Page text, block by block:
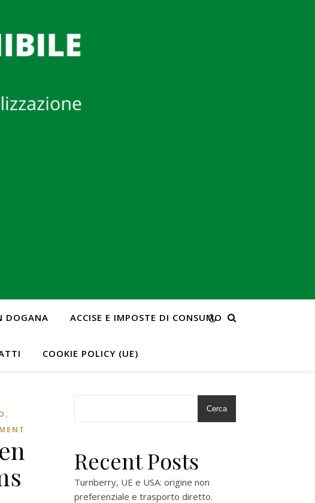
DOGANA ACCISE E IMPOSTE DI CONSUMO
COOKIE POLICY (UE)
, Cerca
Recent Posts
Turnberry, UE e USA: origine non
preferenziale e trasporto diretto.